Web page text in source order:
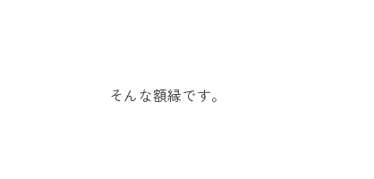
そんな額縁です。